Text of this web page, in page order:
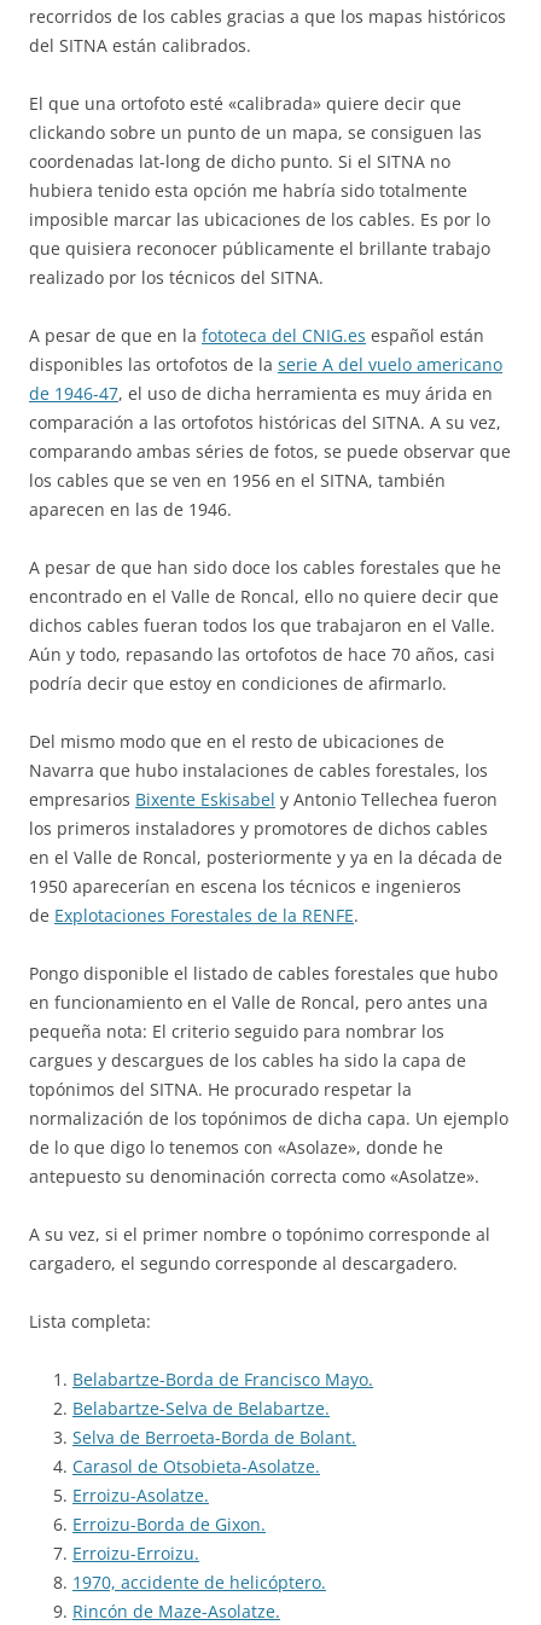
recorridos de los cables gracias a que los mapas históricos
del SITNA están calibrados.
El que una ortofoto esté «calibrada» quiere decir que
clickando sobre un punto de un mapa, se consiguen las
coordenadas lat-long de dicho punto. Si el SITNA no
hubiera tenido esta opción me habría sido totalmente
imposible marcar las ubicaciones de los cables. Es por lo
que quisiera reconocer públicamente el brillante trabajo
realizado por los técnicos del SITNA.
A pesar de que en la fototeca del CNIG.es español están
disponibles las ortofotos de la serie A del vuelo americano
de 1946-47, el uso de dicha herramienta es muy árida en
comparación a las ortofotos históricas del SITNA. A su vez,
comparando ambas séries de fotos, se puede observar que
los cables que se ven en 1956 en el SITNA, también
aparecen en las de 1946.
A pesar de que han sido doce los cables forestales que he
encontrado en el Valle de Roncal, ello no quiere decir que
dichos cables fueran todos los que trabajaron en el Valle.
Aún y todo, repasando las ortofotos de hace 70 años, casi
podría decir que estoy en condiciones de afirmarlo.
Del mismo modo que en el resto de ubicaciones de
Navarra que hubo instalaciones de cables forestales, los
empresarios Bixente Eskisabel y Antonio Tellechea fueron
los primeros instaladores y promotores de dichos cables
en el Valle de Roncal, posteriormente y ya en la década de
1950 aparecerían en escena los técnicos e ingenieros
de Explotaciones Forestales de la RENFE.
Pongo disponible el listado de cables forestales que hubo
en funcionamiento en el Valle de Roncal, pero antes una
pequeña nota: El criterio seguido para nombrar los
cargues y descargues de los cables ha sido la capa de
topónimos del SITNA. He procurado respetar la
normalización de los topónimos de dicha capa. Un ejemplo
de lo que digo lo tenemos con «Asolaze», donde he
antepuesto su denominación correcta como «Asolatze».
A su vez, si el primer nombre o topónimo corresponde al
cargadero, el segundo corresponde al descargadero.
Lista completa:
Belabartze-Borda de Francisco Mayo.
Belabartze-Selva de Belabartze.
Selva de Berroeta-Borda de Bolant.
Carasol de Otsobieta-Asolatze.
Erroizu-Asolatze.
Erroizu-Borda de Gixon.
Erroizu-Erroizu.
1970, accidente de helicóptero.
Rincón de Maze-Asolatze.